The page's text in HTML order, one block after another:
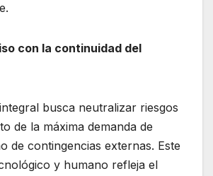
con la continuidad del
busca neutralizar riesgos
de la máxima demanda de
de contingencias externas. Este
y humano refleja el